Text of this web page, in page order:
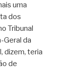
uma
dos
Tribunal
Geral da
dizem, teria
de